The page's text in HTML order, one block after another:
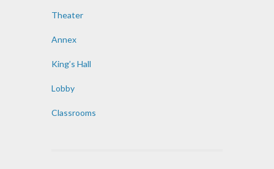
Theater
Annex
King’s Hall
Lobby
Classrooms